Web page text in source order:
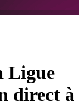
Ligue
direct à